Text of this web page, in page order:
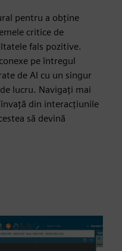
pentru a obține
critice de
fals pozitive.
pe întregul
de AI cu un singur
lucru. Navigați mai
din interacțiunile
să devină